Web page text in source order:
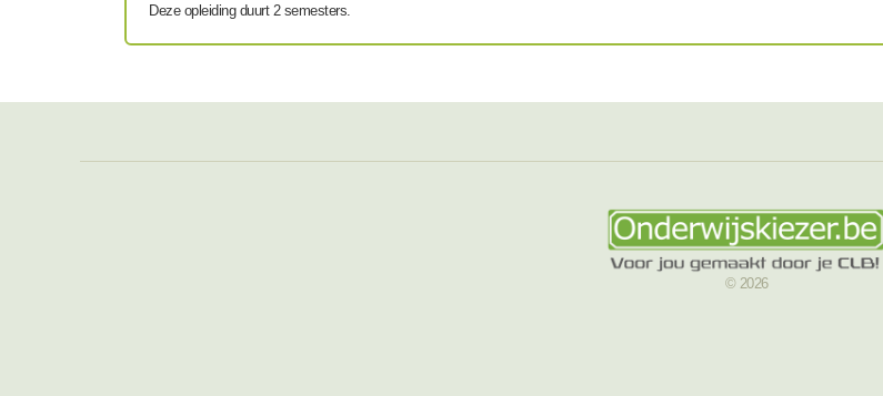
Deze opleiding duurt 2 semesters.
© 2026